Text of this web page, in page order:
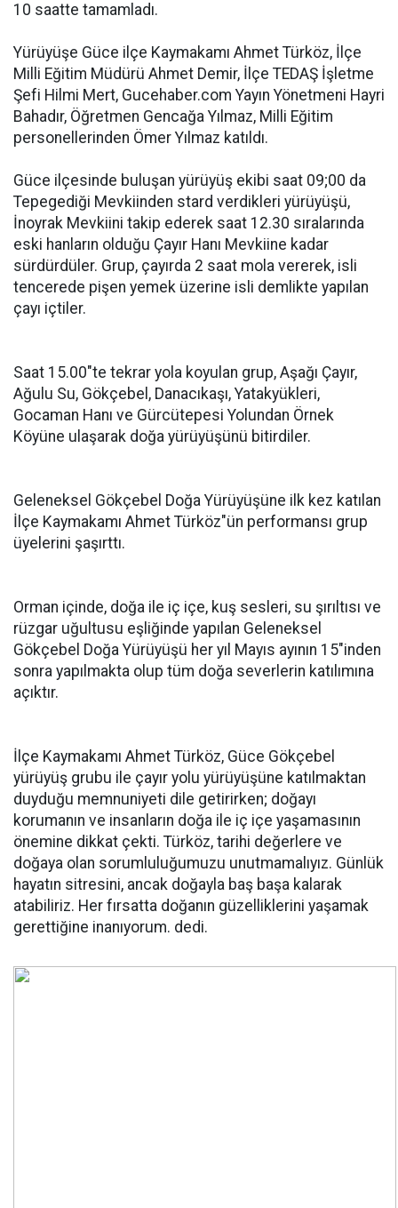
10 saatte tamamladı.
Yürüyüşe Güce ilçe Kaymakamı Ahmet Türköz, İlçe
Milli Eğitim Müdürü Ahmet Demir, İlçe TEDAŞ İşletme
Şefi Hilmi Mert, Gucehaber.com Yayın Yönetmeni Hayri
Bahadır, Öğretmen Gencağa Yılmaz, Milli Eğitim
personellerinden Ömer Yılmaz katıldı.
Güce ilçesinde buluşan yürüyüş ekibi saat 09;00 da
Tepegediği Mevkiinden stard verdikleri yürüyüşü,
İnoyrak Mevkiini takip ederek saat 12.30 sıralarında
eski hanların olduğu Çayır Hanı Mevkiine kadar
sürdürdüler. Grup, çayırda 2 saat mola vererek, isli
tencerede pişen yemek üzerine isli demlikte yapılan
çayı içtiler.
Saat 15.00"te tekrar yola koyulan grup, Aşağı Çayır,
Ağulu Su, Gökçebel, Danacıkaşı, Yatakyükleri,
Gocaman Hanı ve Gürcütepesi Yolundan Örnek
Köyüne ulaşarak doğa yürüyüşünü bitirdiler.
Geleneksel Gökçebel Doğa Yürüyüşüne ilk kez katılan
İlçe Kaymakamı Ahmet Türköz"ün performansı grup
üyelerini şaşırttı.
Orman içinde, doğa ile iç içe, kuş sesleri, su şırıltısı ve
rüzgar uğultusu eşliğinde yapılan Geleneksel
Gökçebel Doğa Yürüyüşü her yıl Mayıs ayının 15"inden
sonra yapılmakta olup tüm doğa severlerin katılımına
açıktır.
İlçe Kaymakamı Ahmet Türköz, Güce Gökçebel
yürüyüş grubu ile çayır yolu yürüyüşüne katılmaktan
duyduğu memnuniyeti dile getirirken; doğayı
korumanın ve insanların doğa ile iç içe yaşamasının
önemine dikkat çekti. Türköz, tarihi değerlere ve
doğaya olan sorumluluğumuzu unutmamalıyız. Günlük
hayatın sitresini, ancak doğayla baş başa kalarak
atabiliriz. Her fırsatta doğanın güzelliklerini yaşamak
gerettiğine inanıyorum. dedi.